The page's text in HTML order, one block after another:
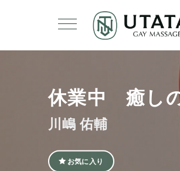
休業中 癒し
川嶋 佑輔
お気に入り